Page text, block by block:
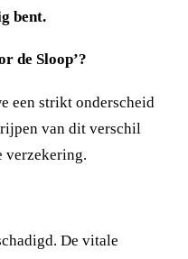
bent.
de Sloop’?
een strikt onderscheid
van dit verschil
verzekering.
De vitale